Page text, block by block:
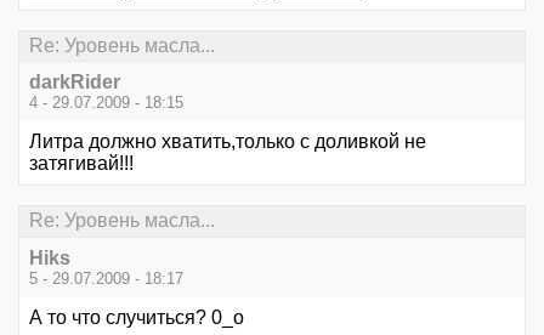
Re: Уровень масла...
darkRider
4 - 29.07.2009 - 18:15
Литра должно хватить,только с доливкой не
затягивай!!!
Re: Уровень масла...
Hiks
5 - 29.07.2009 - 18:17
А то что случиться? 0_о